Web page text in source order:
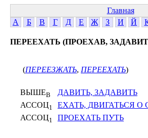
Главная
А
Б В Г Д Е Ж З И Й
ПЕРЕЕХАТЬ (ПРОЕХАВ,
(ПЕРЕЕЗЖАТЬ, ПЕРЕЕХАТЬ)
ВЫШЕВ
ДАВИТЬ, ЗАДАВИТЬ
АССОЦ1
ЕХАТЬ, ДВИГАТЬСЯ
АССОЦ1 ПРОЕХАТЬ ПУТЬ